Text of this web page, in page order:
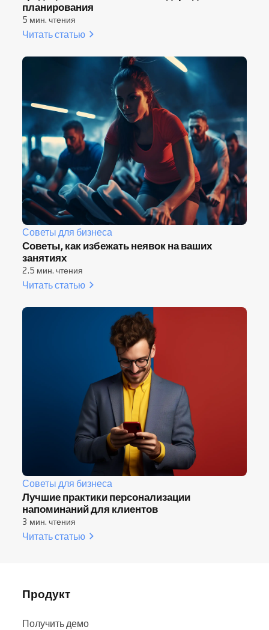
планирования
5 мин. чтения
Читать статью
Советы для бизнеса
Советы, как избежать неявок на ваших
занятиях
2.5 мин. чтения
Читать статью
Советы для бизнеса
Лучшие практики персонализации
напоминаний для клиентов
3 мин. чтения
Читать статью
Продукт
Получить демо